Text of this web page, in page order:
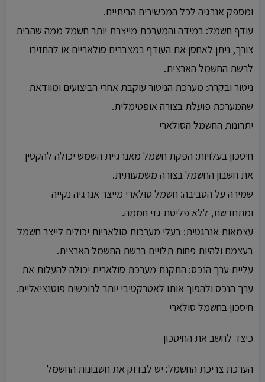
ומספק אנרגיה לכל המכשירים הביתיים.
עודף חשמל: במידה והמערכת מייצרת יותר חשמל ממה שהבית
צורך, ניתן לאחסן את העודף במצברים סולאריים או להחזירו
לרשת החשמל הארצית.
ניטור ובקרה: מערכת הניטור עוקבת אחרי הביצועים ומוודאת
שהמערכת פועלת בצורה אופטימלית.
יתרונות החשמל הסולארי
חיסכון בעלויות: הפקת חשמל מאנרגיית השמש יכולה להקטין
את חשבון החשמל בצורה משמעותית.
שמירה על הסביבה: חשמל סולארי מייצר אנרגיה נקייה
ומתחדשת, ללא פליטת גזי חממה.
עצמאות אנרגטית: בעלי מערכות סולאריות יכולים לייצר חשמל
בעצמם ולהיות פחות תלויים ברשת החשמל הארצית.
עליית ערך הנכס: התקנת מערכת סולארית יכולה להעלות את
ערך הנכס ולהפוך אותו לאטרקטיבי יותר לרוכשים פוטנציאליים.
חיסכון בחשמל סולארי
כיצד לחשב את החיסכון
הערכת צריכת החשמל: יש לבדוק את חשבונות החשמל